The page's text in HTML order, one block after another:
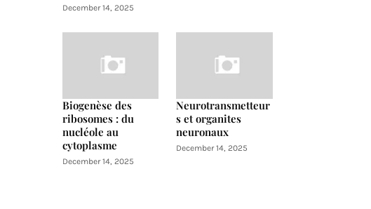
December 14, 2025
Biogenèse des
ribosomes : du
nucléole au
cytoplasme
December 14, 2025
Neurotransmetteur
s et organites
neuronaux
December 14, 2025